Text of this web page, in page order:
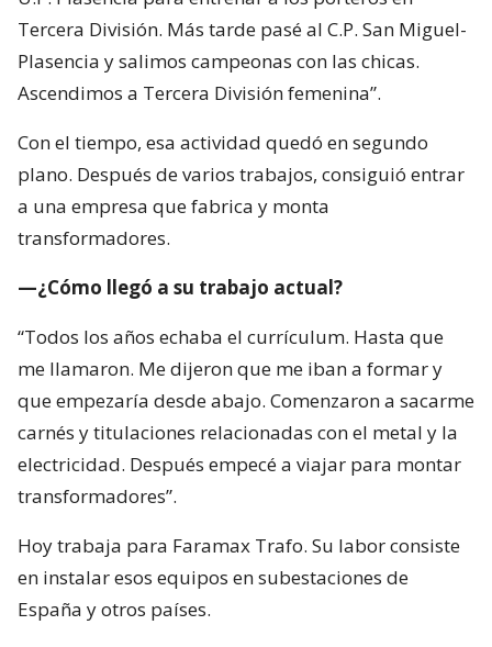
Tercera División. Más tarde pasé al C.P. San Miguel-
Plasencia y salimos campeonas con las chicas.
Ascendimos a Tercera División femenina”.
Con el tiempo, esa actividad quedó en segundo
plano. Después de varios trabajos, consiguió entrar
a una empresa que fabrica y monta
transformadores.
—¿Cómo llegó a su trabajo actual?
“Todos los años echaba el currículum. Hasta que
me llamaron. Me dijeron que me iban a formar y
que empezaría desde abajo. Comenzaron a sacarme
carnés y titulaciones relacionadas con el metal y la
electricidad. Después empecé a viajar para montar
transformadores”.
Hoy trabaja para Faramax Trafo. Su labor consiste
en instalar esos equipos en subestaciones de
España y otros países.